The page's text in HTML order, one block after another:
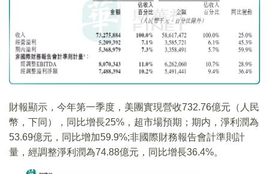
財報顯示，今年第一季度，美團實現營收732.76億元（人民
幣，下同），同比增長25%，超市場預期；期内，淨利潤為
53.69億元，同比增加59.9%;非國際財務報告會計準則計
量，經調整淨利潤為74.88億元，同比增長36.4%。